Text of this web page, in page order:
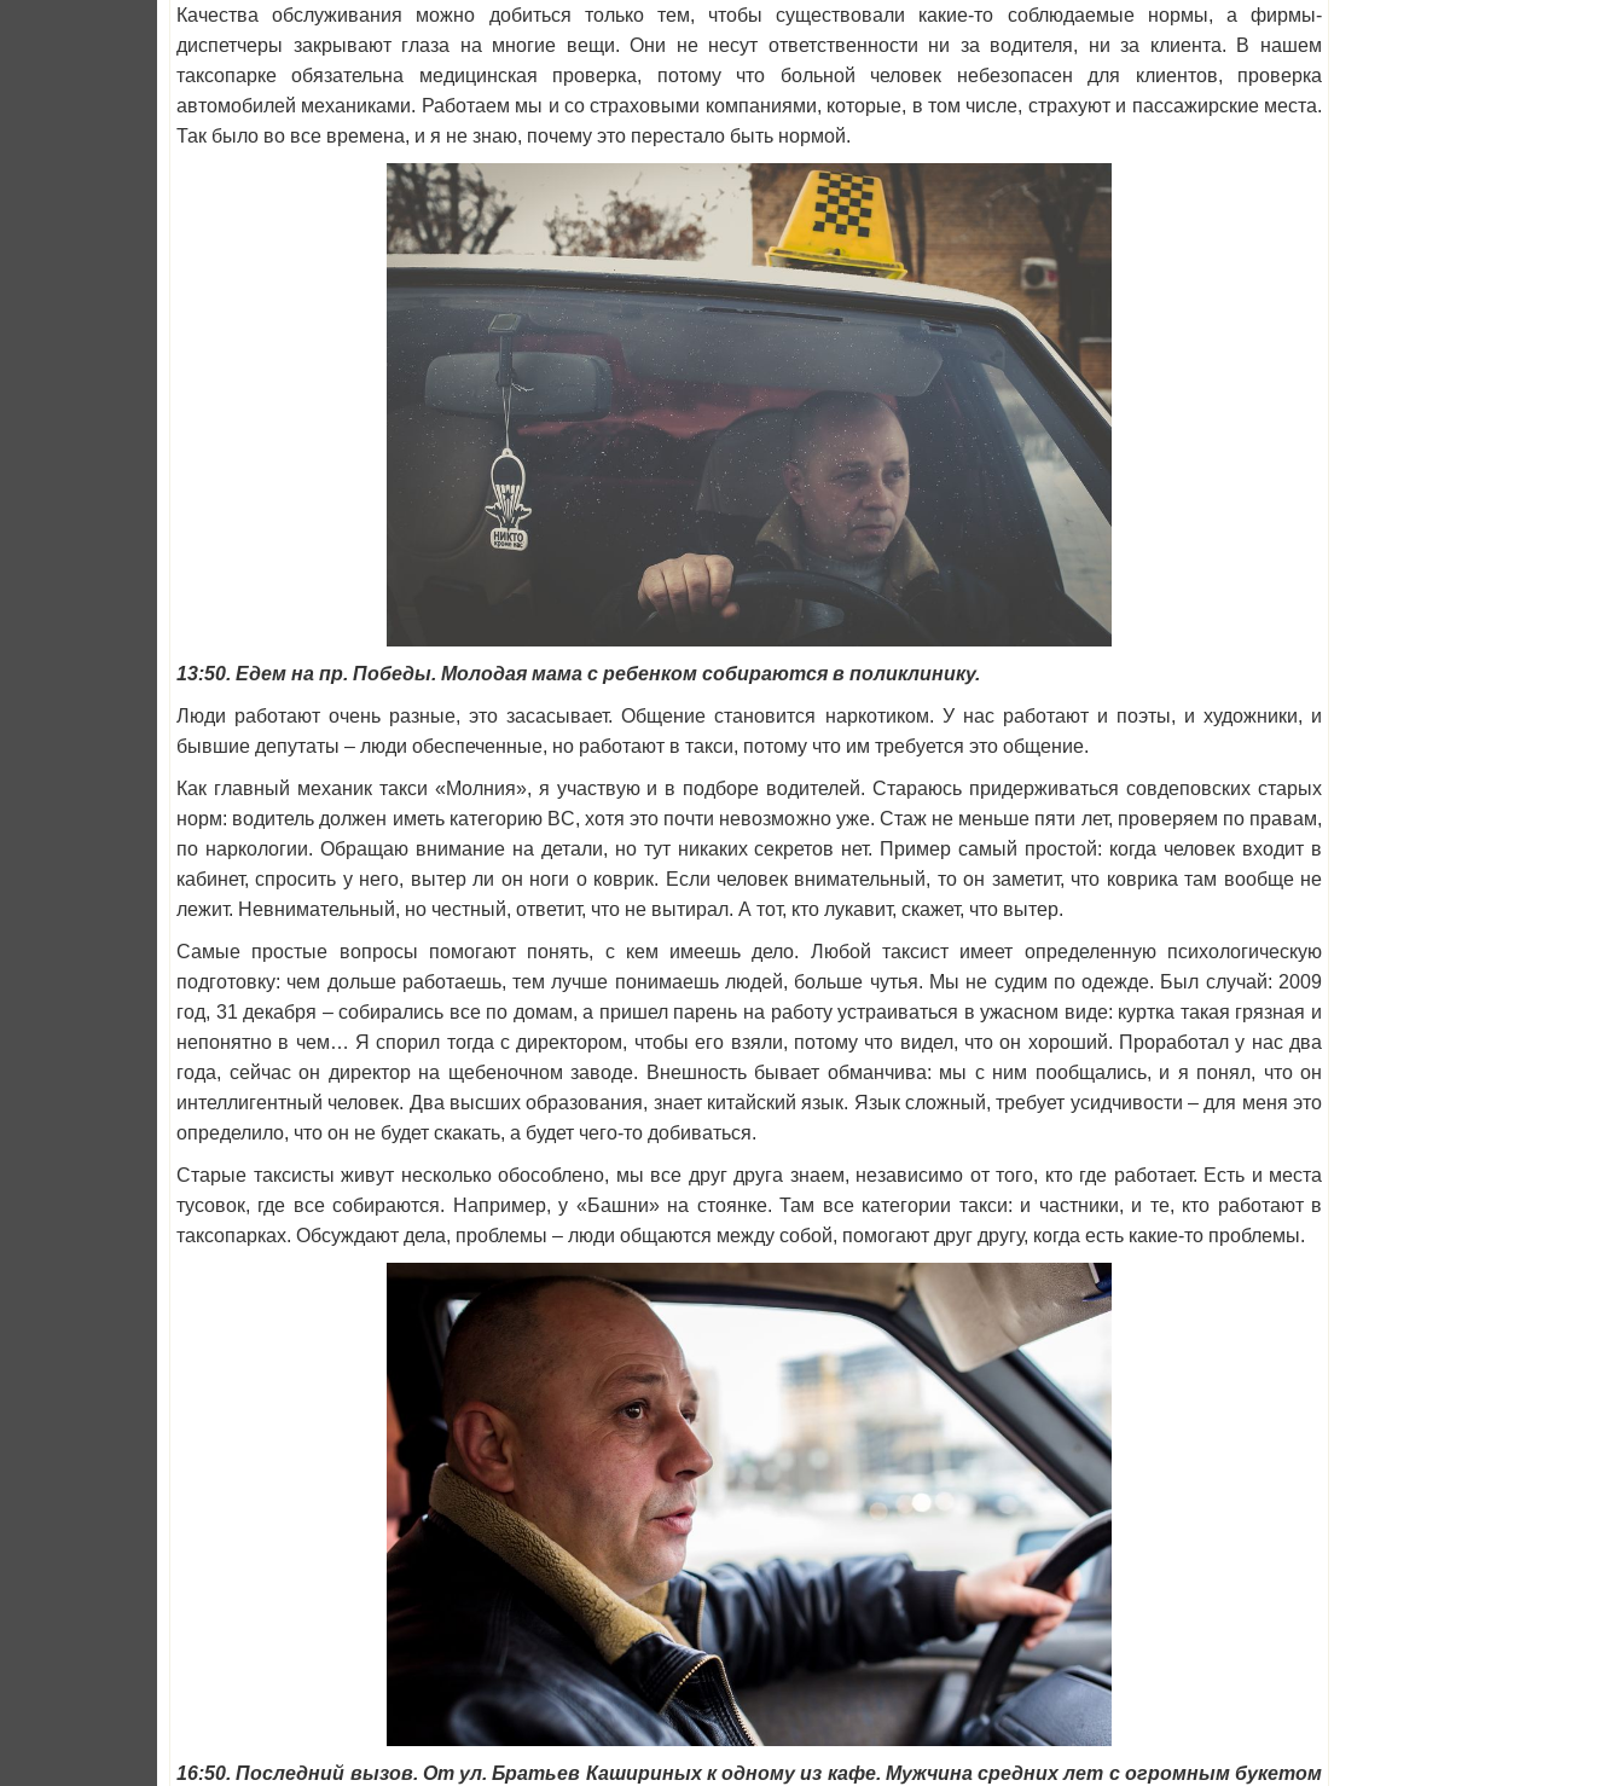
Качества обслуживания можно добиться только тем, чтобы существовали какие-то соблюдаемые нормы, а фирмы-
диспетчеры закрывают глаза на многие вещи. Они не несут ответственности ни за водителя, ни за клиента. В нашем
таксопарке обязательна медицинская проверка, потому что больной человек небезопасен для клиентов, проверка
автомобилей механиками. Работаем мы и со страховыми компаниями, которые, в том числе, страхуют и пассажирские места.
Так было во все времена, и я не знаю, почему это перестало быть нормой.
13:50. Едем на пр. Победы. Молодая мама с ребенком собираются в поликлинику.
Люди работают очень разные, это засасывает. Общение становится наркотиком. У нас работают и поэты, и художники, и
бывшие депутаты – люди обеспеченные, но работают в такси, потому что им требуется это общение.
Как главный механик такси «Молния», я участвую и в подборе водителей. Стараюсь придерживаться совдеповских старых
норм: водитель должен иметь категорию BC, хотя это почти невозможно уже. Стаж не меньше пяти лет, проверяем по правам,
по наркологии. Обращаю внимание на детали, но тут никаких секретов нет. Пример самый простой: когда человек входит в
кабинет, спросить у него, вытер ли он ноги о коврик. Если человек внимательный, то он заметит, что коврика там вообще не
лежит. Невнимательный, но честный, ответит, что не вытирал. А тот, кто лукавит, скажет, что вытер.
Самые простые вопросы помогают понять, с кем имеешь дело. Любой таксист имеет определенную психологическую
подготовку: чем дольше работаешь, тем лучше понимаешь людей, больше чутья. Мы не судим по одежде. Был случай: 2009
год, 31 декабря – собирались все по домам, а пришел парень на работу устраиваться в ужасном виде: куртка такая грязная и
непонятно в чем… Я спорил тогда с директором, чтобы его взяли, потому что видел, что он хороший. Проработал у нас два
года, сейчас он директор на щебеночном заводе. Внешность бывает обманчива: мы с ним пообщались, и я понял, что он
интеллигентный человек. Два высших образования, знает китайский язык. Язык сложный, требует усидчивости – для меня это
определило, что он не будет скакать, а будет чего-то добиваться.
Старые таксисты живут несколько обособлено, мы все друг друга знаем, независимо от того, кто где работает. Есть и места
тусовок, где все собираются. Например, у «Башни» на стоянке. Там все категории такси: и частники, и те, кто работают в
таксопарках. Обсуждают дела, проблемы – люди общаются между собой, помогают друг другу, когда есть какие-то проблемы.
16:50. Последний вызов. От ул. Братьев Кашириных к одному из кафе. Мужчина средних лет с огромным букетом